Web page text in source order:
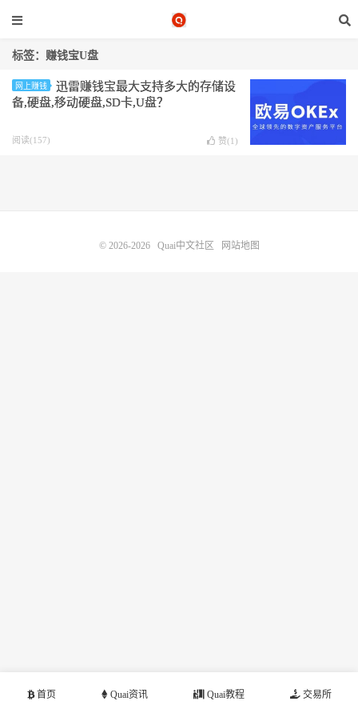
标签：赚钱宝U盘
网上赚钱
迅雷赚钱宝最大支持多大的存储设
备,硬盘,移动硬盘,SD卡,U盘？
阅读(157) 赞(1 )
首页 Quai资讯 Quai教程 交易所
© 2026-2026 Quai中文社区 网站地图